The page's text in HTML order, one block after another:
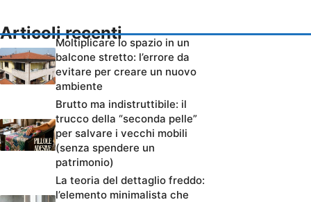
Articoli recenti
Moltiplicare lo spazio in un
balcone stretto: l’errore da
evitare per creare un nuovo
ambiente
Brutto ma indistruttibile: il
trucco della “seconda pelle”
per salvare i vecchi mobili
(senza spendere un
patrimonio)
La teoria del dettaglio freddo:
l’elemento minimalista che